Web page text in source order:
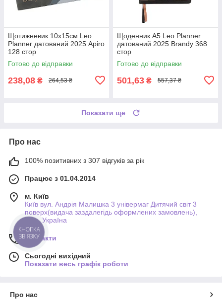
Щотижневик 10х15см Leo
Planner датований 2025 Apiro
128 стор
Готово до відправки
238,08 ₴ 264,53 ₴
Щоденник А5 Leo Planner
датований 2025 Brandy 368
стор
Готово до відправки
501,63 ₴ 557,37 ₴
Показати ще
Про нас
100% позитивних з 307 відгуків за рік
Працює з 01.04.2014
м. Київ
Київ вул. Андрія Малишка 3 універмаг Дитячий світ 3
поверх(видача заздалегідь оформлених замовлень),
Київ, Україна
Контакти
Сьогодні вихідний
Показати весь графік роботи
Про нас
КНОПКА
ЗВ'ЯЗКУ